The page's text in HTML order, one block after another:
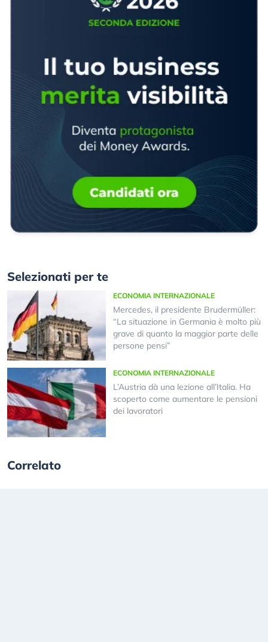
Selezionati per te
ECONOMIA INTERNAZIONALE
Mercedes, il presidente Brudermüller:
“La situazione in Germania è molto più
grave di quanto la maggior parte delle
persone pensi”
ECONOMIA INTERNAZIONALE
L’Austria dà una lezione all’Italia. Ha
scoperto come aumentare le pensioni
dei lavoratori
Correlato